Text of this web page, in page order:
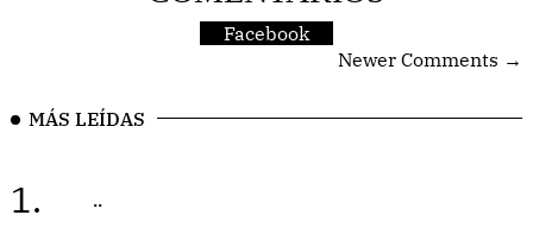
Facebook
Newer Comments →
MÁS LEÍDAS
1. ..